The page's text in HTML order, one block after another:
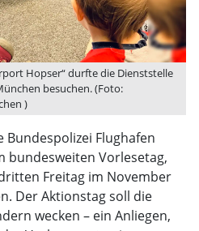
Hopser“ durfte die Dienststelle
besuchen. (Foto:
)
Bundespolizei Flughafen
bundesweiten Vorlesetag,
Freitag im November
Der Aktionstag soll die
wecken – ein Anliegen,